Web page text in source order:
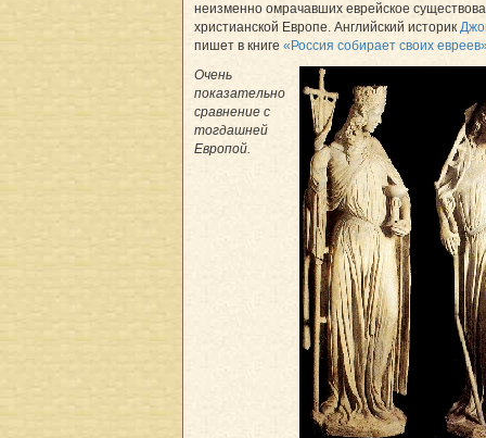
неизменно омрачавших еврейское
христианской Европе. Английский историк
пишет в книге «Россия собирает своих
Очень
показательно
сравнение с
тогдашней
Европой.